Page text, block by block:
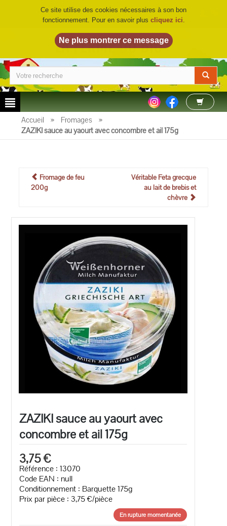
LA FERME DU BIO©
Accueil » Fromages
»
ZAZIKI sauce au yaourt avec concombre et ail 175g
Fromage de feu
200g
Véritable Feta grecque
au lait de brebis et
chèvre
ZAZIKI sauce au yaourt avec
concombre et ail 175g
3,75 €
Référence : 13070
Code EAN : null
Conditionnement : Barquette 175g
Prix par pièce : 3,75 €/pièce
En rupture momentanée
Ce site utilise des cookies nécessaires à son bon
fonctionnement. Pour en savoir plus cliquez ici.